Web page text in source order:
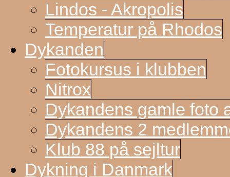
Lindos - Akropolis
Temperatur på Rhodos
Dykanden
Fotokursus i klubben
Nitrox
Dykandens gamle foto
Dykandens 2
Klub 88 på sejltur
Dykning i Danmark